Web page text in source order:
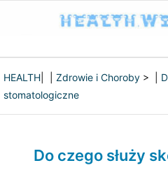
HEALTH Zdrowie i Choroby > |
stomatologiczne
Do czego służy